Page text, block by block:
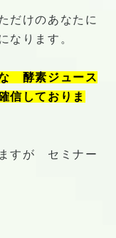
だけのあなたに
なります。
酵素ジュース
信しておりま
すが セミナー